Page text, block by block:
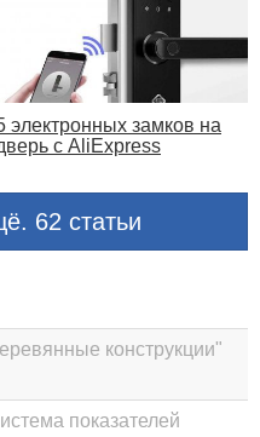
электронных замков на
с AliExpress
62 статьи
конструкции"
показателей